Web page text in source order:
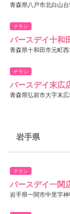
青森県八戸市北白山
チラシ
バースデイ十和
青森県十和田市元町
チラシ
バースデイ末広
青森県弘前市大字末
岩手県
チラシ
バースデイ一関
岩手県一関市中里字